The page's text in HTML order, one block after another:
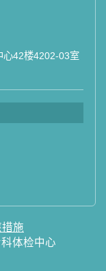
心42楼4202-03室
施
体检中心